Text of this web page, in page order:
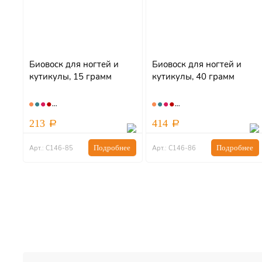
Биовоск для ногтей и
кутикулы, 15 грамм
213
Арт.: С146-85 Подробнее
Биовоск для ногтей и
кутикулы, 40 грамм
414
Арт.: С146-86 Подробнее